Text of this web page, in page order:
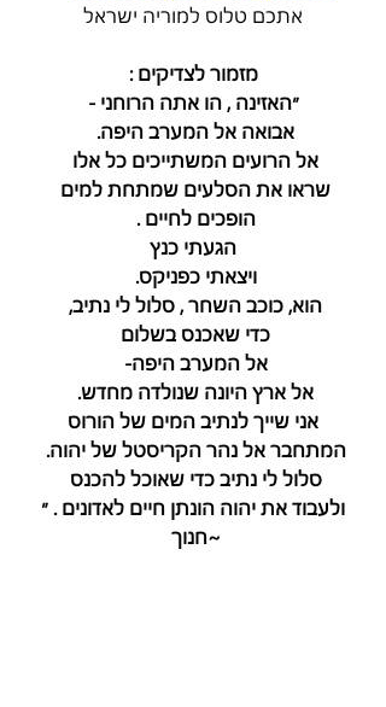
אתכם טלוס למוריה ישראל
מזמור לצדיקים :
״האזינה , הו אתה הרוחני -
אבואה אל המערב היפה.
אל הרועים המשתייכים כל אלו
שראו את הסלעים שמתחת למים
הופכים לחיים .
הגעתי כנץ
ויצאתי כפניקס.
הוא, כוכב השחר , סלול לי נתיב,
כדי שאכנס בשלום
אל המערב היפה-
אל ארץ היונה שנולדה מחדש.
אני שייך לנתיב המים של הורוס
המתחבר אל נהר הקריסטל של יהוה.
סלול לי נתיב כדי שאוכל להכנס
ולעבוד את יהוה הונתן חיים לאדונים . ״
~חנוך